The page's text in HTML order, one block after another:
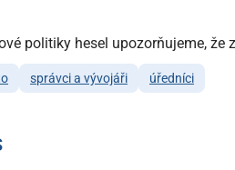
politiky hesel upozorňujeme,
správci a vývojáři úředníci